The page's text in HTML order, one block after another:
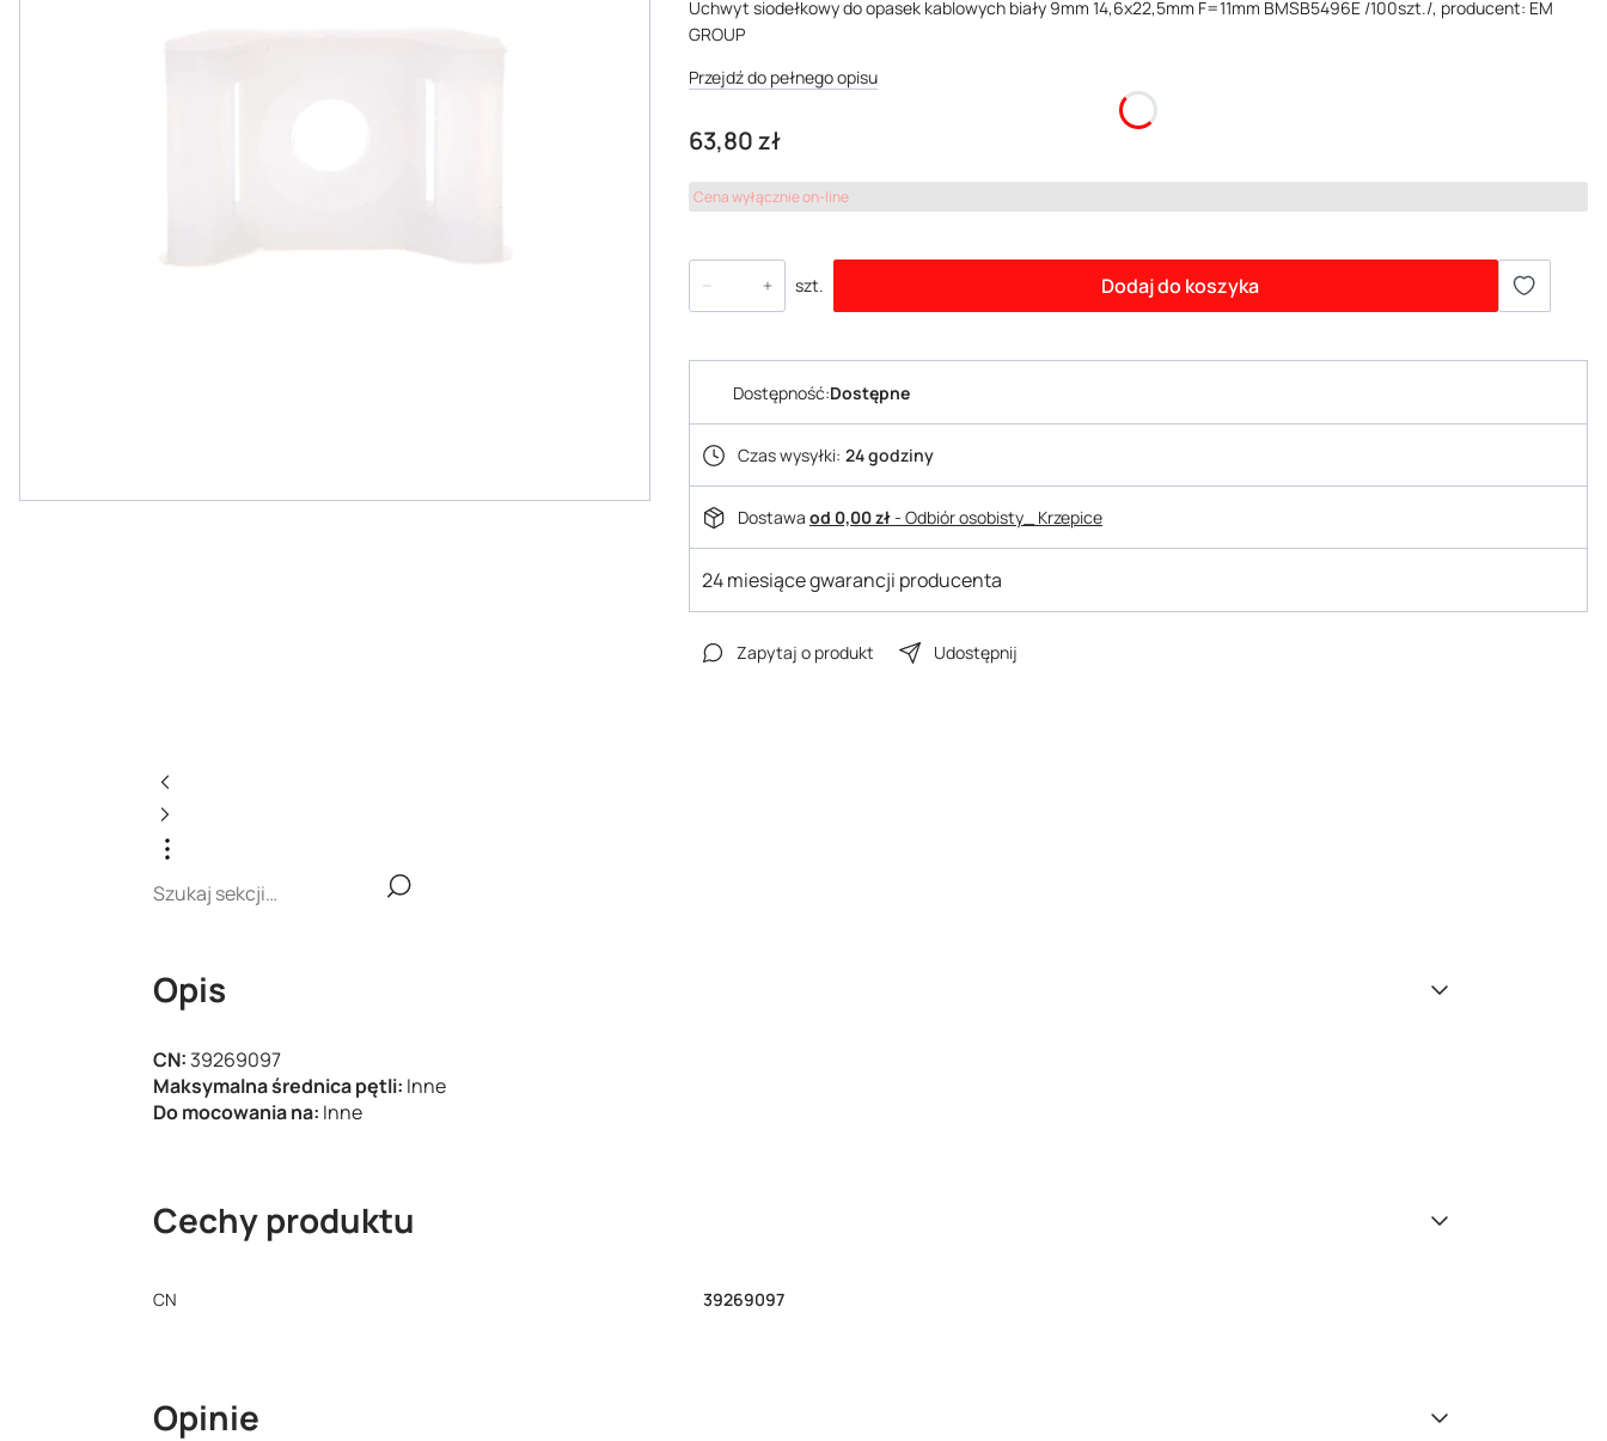
Uchwyt siodełkowy do opasek kablowych biały 9mm 14,6x22,5mm F=11mm BMSB5496E /100szt./, producent: EM
GROUP
Przejdź do pełnego opisu
Cena
63,80 zł
Cena wyłącznie on-line
szt. Dodaj do koszyka
Dostępność:Dostępne
Czas wysyłki: 24 godziny
Dostawa od 0,00 zł- Odbiór osobisty_ Krzepice
24 miesiące gwarancji producenta
Zapytaj o produkt Udostępnij
Opis
CN: 39269097
Maksymalna średnica pętli: Inne
Do mocowania na: Inne
Cechy produktu
CN 39269097
Opinie